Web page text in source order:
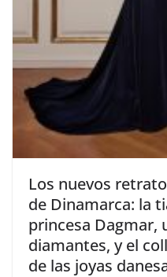
​Los nuevos
de Dinamarca: la
princesa Dagmar,
diamantes, y el
de las joyas